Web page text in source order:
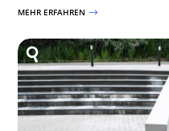
MEHR ERFAHREN $